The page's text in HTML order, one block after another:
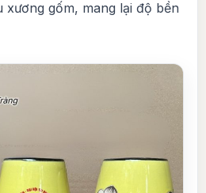
xương gốm, mang lại độ bền